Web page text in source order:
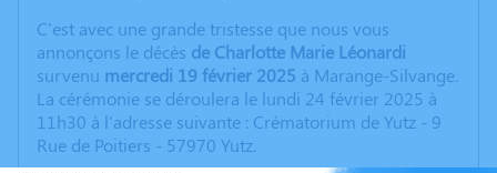
C'est avec une grande tristesse que nous vous
annonçons le décès de Charlotte Marie Léonardi
survenu mercredi 19 février 2025 à Marange-Silvange.
La cérémonie se déroulera le lundi 24 février 2025 à
11h30 à l'adresse suivante : Crématorium de Yutz - 9
Rue de Poitiers - 57970 Yutz.